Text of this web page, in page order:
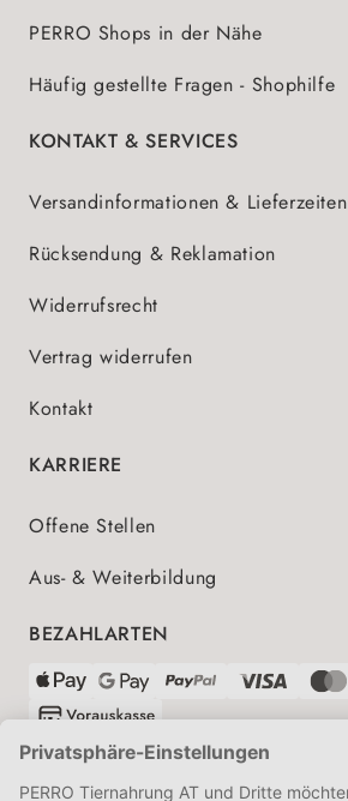
PERRO Shops in der Nähe
Häufig gestellte Fragen - Shophilfe
KONTAKT & SERVICES
Versandinformationen & Lieferzeiten
Rücksendung & Reklamation
Widerrufsrecht
Vertrag widerrufen
Kontakt
KARRIERE
Offene Stellen
Aus- & Weiterbildung
BEZAHLARTEN
VERSANDPARTNER